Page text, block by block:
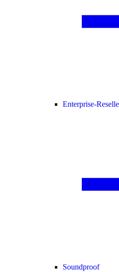
Enterprise-
Soundproof